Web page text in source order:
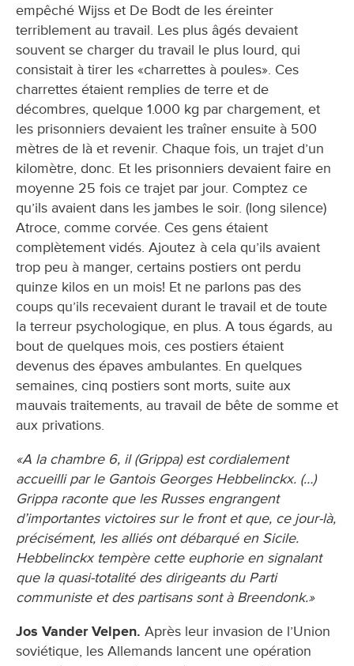
empêché Wijss et De Bodt de les éreinter
terriblement au travail. Les plus âgés devaient
souvent se charger du travail le plus lourd, qui
consistait à tirer les «charrettes à poules». Ces
charrettes étaient remplies de terre et de
décombres, quelque 1.000 kg par chargement, et
les prisonniers devaient les traîner ensuite à 500
mètres de là et revenir. Chaque fois, un trajet d’un
kilomètre, donc. Et les prisonniers devaient faire en
moyenne 25 fois ce trajet par jour. Comptez ce
qu’ils avaient dans les jambes le soir. (long silence)
Atroce, comme corvée. Ces gens étaient
complètement vidés. Ajoutez à cela qu’ils avaient
trop peu à manger, certains postiers ont perdu
quinze kilos en un mois! Et ne parlons pas des
coups qu’ils recevaient durant le travail et de toute
la terreur psychologique, en plus. A tous égards, au
bout de quelques mois, ces postiers étaient
devenus des épaves ambulantes. En quelques
semaines, cinq postiers sont morts, suite aux
mauvais traitements, au travail de bête de somme et
aux privations.
«A la chambre 6, il (Grippa) est cordialement
accueilli par le Gantois Georges Hebbelinckx. (…)
Grippa raconte que les Russes engrangent
d’importantes victoires sur le front et que, ce jour-là,
précisément, les alliés ont débarqué en Sicile.
Hebbelinckx tempère cette euphorie en signalant
que la quasi-totalité des dirigeants du Parti
communiste et des partisans sont à Breendonk.»
Jos Vander Velpen. Après leur invasion de l’Union
soviétique, les Allemands lancent une opération